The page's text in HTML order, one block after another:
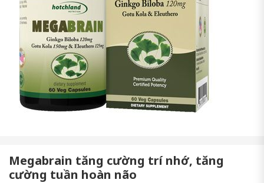
Megabrain tăng cường trí nhớ, tăng
cường tuần hoàn não